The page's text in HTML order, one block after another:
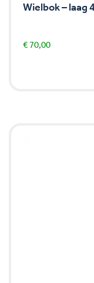
Wielbok – laag
€ 70,00